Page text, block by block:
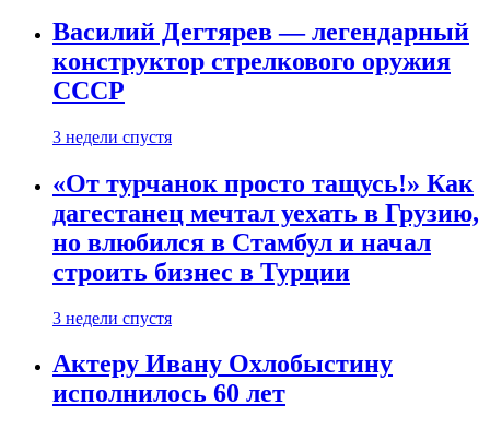
Василий Дегтярев — легендарный
конструктор стрелкового оружия
СССР
3 недели спустя
«От турчанок просто тащусь!» Как
дагестанец мечтал уехать в Грузию,
но влюбился в Стамбул и начал
строить бизнес в Турции
3 недели спустя
Актеру Ивану Охлобыстину
исполнилось 60 лет